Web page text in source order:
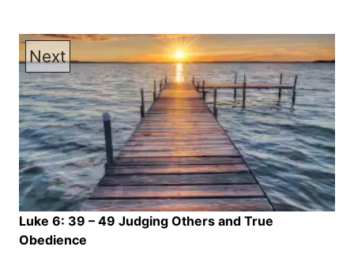
Next
Luke 6: 39 – 49 Judging Others and True
Obedience